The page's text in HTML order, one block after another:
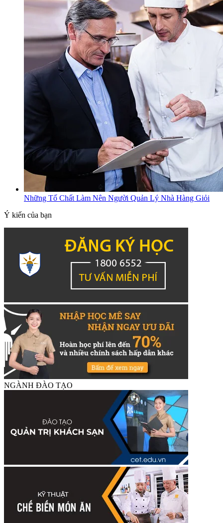
Những Tố Chất Làm Nên Người Quản Lý Nhà Hàng Giỏi
Ý kiến của bạn
NGÀNH ĐÀO TẠO